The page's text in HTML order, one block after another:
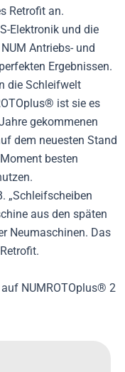
Retrofit an.
Elektronik und die
Antriebs- und
Ergebnissen.
die Schleifwelt
ist sie es
gekommenen
dem neuesten Stand
besten
„Schleifscheiben
aus den späten
Neumaschinen. Das
NUMROTOplus® 2